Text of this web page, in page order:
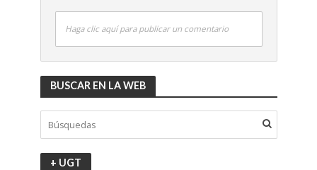
Haga clic aquí para publicar un comentario
BUSCAR EN LA WEB
+ UGT